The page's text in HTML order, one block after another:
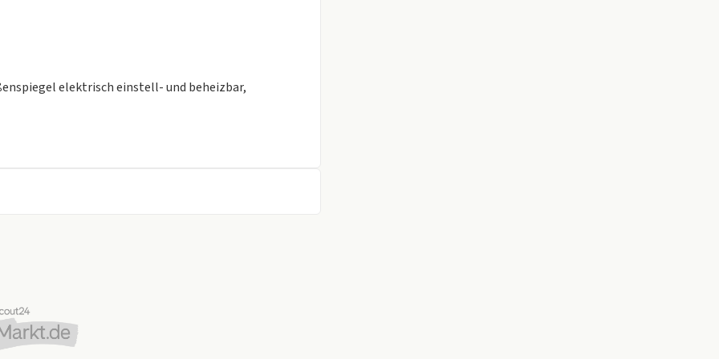
elektrisch einstell- und beheizbar,
hinten elektrisch, Haifischantenne,
Not-Spurhalteassistent, Notbremsassistent mit